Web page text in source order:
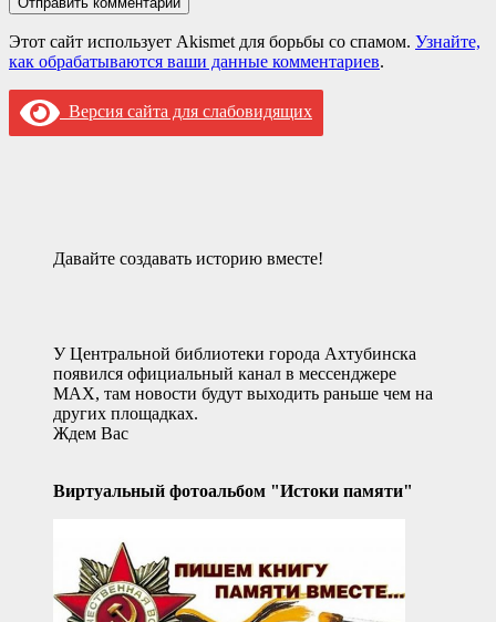
Этот сайт использует Akismet для борьбы со спамом. Узнайте,
как обрабатываются ваши данные комментариев.
Версия сайта для слабовидящих
Давайте создавать историю вместе!
У Центральной библиотеки города Ахтубинска
появился официальный канал в мессенджере
MAX, там новости будут выходить раньше чем на
других площадках.
Ждем Вас
Виртуальный фотоальбом "Истоки памяти"